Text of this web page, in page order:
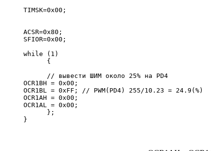
TIMSK=0x00;
ACSR=0x80;
SFIOR=0x00;
while (1)
{
// вывести ШИМ около 25% на PD4
OCR1BH = 0x00;
OCR1BL = 0xFF; // PWM(PD4) 255/10.23 = 24.9(%)
OCR1AH = 0x00;
OCR1AL = 0x00;
};
}